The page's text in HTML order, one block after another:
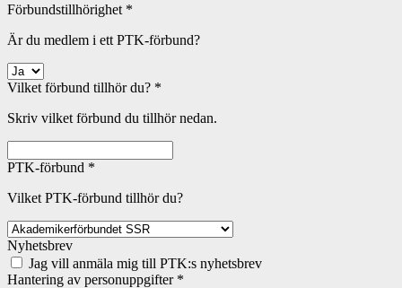
Förbundstillhörighet *
Är du medlem i ett PTK-förbund?
Vilket förbund tillhör du? *
Skriv vilket förbund du tillhör nedan.
PTK-förbund *
Vilket PTK-förbund tillhör du?
Nyhetsbrev
Jag vill anmäla mig till PTK:s nyhetsbrev
Hantering av personuppgifter *